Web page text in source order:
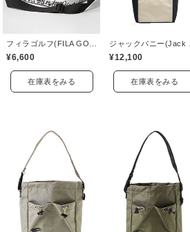
¥6,600
在庫表をみる
¥12,100
在庫表をみる